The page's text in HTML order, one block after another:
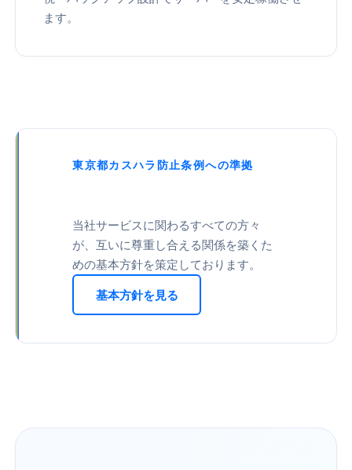
ます。
東京都カスハラ防止条例への準拠
当社サービスに関わるすべての方々
が、互いに尊重し合える関係を築くた
めの基本方針を策定しております。
基本方針を見る